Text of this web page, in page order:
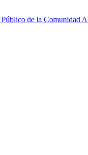
de la Comunidad